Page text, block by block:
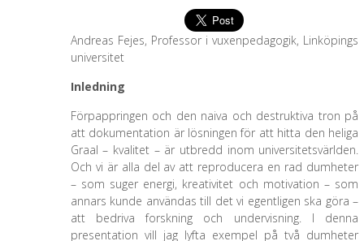
Andreas Fejes, Professor i vuxenpedagogik, Linköpings
universitet
Inledning
Förpappringen och den naiva och destruktiva tron på
att dokumentation är lösningen för att hitta den heliga
Graal – kvalitet – är utbredd inom universitetsvärlden.
Och vi är alla del av att reproducera en rad dumheter
– som suger energi, kreativitet och motivation – som
annars kunde användas till det vi egentligen ska göra –
att bedriva forskning och undervisning. I denna
presentation vill jag lyfta exempel på två dumheter